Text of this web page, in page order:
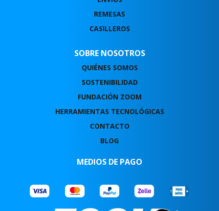
REMESAS
CASILLEROS
SOBRE NOSOTROS
QUIÉNES SOMOS
SOSTENIBILIDAD
FUNDACIÓN ZOOM
HERRAMIENTAS TECNOLÓGICAS
CONTACTO
BLOG
MEDIOS DE PAGO